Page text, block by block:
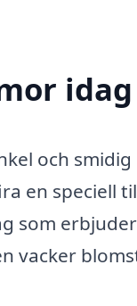
och
en speciell
som
vacker